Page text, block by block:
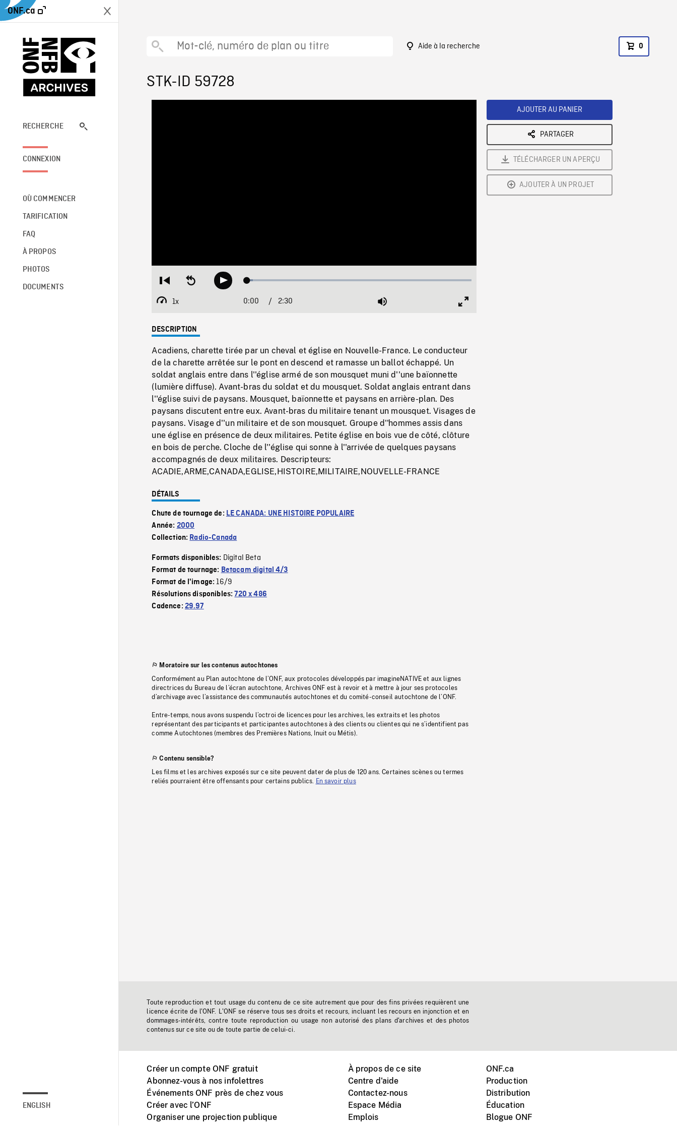
ONF.ca
RECHERCHE
CONNEXION
OÙ COMMENCER
TARIFICATION
FAQ
À PROPOS
PHOTOS
DOCUMENTS
ENGLISH
Aide à la recherche 0
STK-ID 59728
Restart
beginning
Seek
backwardPlay Loaded:
1x
Playback
Current
0:00 / 2:30 Mute
DESCRIPTION
Acadiens, charette tirée par un cheval et église en Nouvelle-France. Le conducteur
de la charette arrêtée sur le pont en descend et ramasse un ballot échappé. Un
soldat anglais entre dans l''église armé de son mousquet muni d''une baïonnette
(lumière diffuse). Avant-bras du soldat et du mousquet. Soldat anglais entrant dans
l''église suivi de paysans. Mousquet, baïonnette et paysans en arrière-plan. Des
paysans discutent entre eux. Avant-bras du militaire tenant un mousquet. Visages de
paysans. Visage d''un militaire et de son mousquet. Groupe d''hommes assis dans
une église en présence de deux militaires. Petite église en bois vue de côté, clôture
en bois de perche. Cloche de l''église qui sonne à l''arrivée de quelques paysans
accompagnés de deux militaires. Descripteurs:
ACADIE,ARME,CANADA,EGLISE,HISTOIRE,MILITAIRE,NOUVELLE-FRANCE
DÉTAILS
Chute de tournage de: LE CANADA: UNE HISTOIRE POPULAIRE
Année: 2000
Collection: Radio-Canada
Formats disponibles: Digital Beta
Format de tournage: Betacam digital 4/3
Format de l'image:16/9
Résolutions disponibles:720 x 486
Cadence: 29.97
Moratoire sur les contenus autochtones
Conformément au Plan autochtone de l’ONF, aux protocoles développés par imagineNATIVE et aux lignes
directrices du Bureau de l’écran autochtone, Archives ONF est à revoir et à mettre à jour ses protocoles
d’archivage avec l’assistance des communautés autochtones et du comité-conseil autochtone de l’ONF.
Entre-temps, nous avons suspendu l’octroi de licences pour les archives, les extraits et les photos
représentant des participants et participantes autochtones à des clients ou clientes qui ne s’identifient pas
comme Autochtones (membres des Premières Nations, Inuit ou Métis).
Contenu sensible?
Les films et les archives exposés sur ce site peuvent dater de plus de 120 ans. Certaines scènes ou termes
reliés pourraient être offensants pour certains publics.
En savoir plus
AJOUTER AU PANIER
PARTAGER
TÉLÉCHARGER UN APERÇU
AJOUTER À UN PROJET
Toute reproduction et tout usage du contenu de ce site autrement que pour des fins privées requièrent une
licence écrite de l'ONF. L'ONF se réserve tous ses droits et recours, incluant les recours en injonction et en
dommages-intérêts, contre toute reproduction ou usage non autorisé des plans d'archives et des photos
contenus sur ce site ou de toute partie de celui-ci.
Créer un compte ONF gratuit
Abonnez-vous à nos infolettres
Événements ONF près de chez vous
Créer avec l’ONF
Organiser une projection publique
À propos de ce site
Centre d'aide
Contactez-nous
Espace Média
Emplois
ONF.ca
Production
Distribution
Éducation
Blogue ONF